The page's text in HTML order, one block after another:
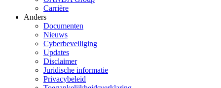
Carrière
Anders
Documenten
Nieuws
Cyberbeveiliging
Updates
Disclaimer
Juridische informatie
Privacybeleid